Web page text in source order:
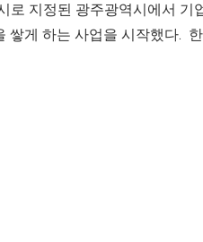
로 지정된 광주광역시에서 기
쌓게 하는 사업을 시작했다.